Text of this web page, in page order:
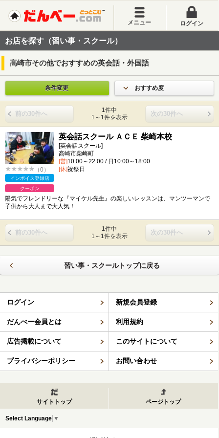
メニュー ログイン
お店を探す（習い事・スクール）
高崎市その他でおすすめの英会話・外国語
条件変更 おすすめ度
前の30件へ
1件中
1～1件を表示
次の30件へ
（0）
インボイス登録店
クーポン
英会話スクール ＡＣＥ 柴崎本校
[英会話スクール]
高崎市柴崎町
[営]10:00～22:00 / 日10:00～18:00
[休]祝祭日
陽気でフレンドリーな『マイケル先生』の楽しいレッスンは、マンツーマンで
子供から大人まで大人気！
前の30件へ
1件中
1～1件を表示
次の30件へ
習い事・スクールトップに戻る
ログイン 新規会員登録
だんべー会員とは 利用規約
広告掲載について このサイトについて
プライバシーポリシー お問い合わせ
サイトトップ ページトップ
Select Language ▼